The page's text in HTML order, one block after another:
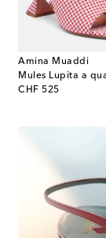
Amina Muaddi
Mules Lupita a
CHF 525
original price